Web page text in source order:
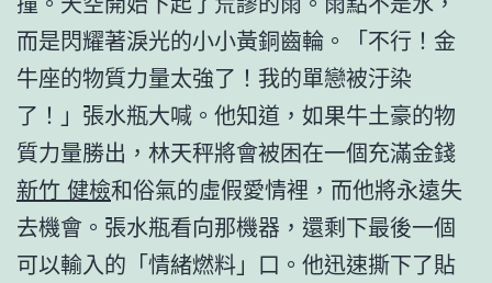
而是閃耀著淚光的小小黃銅齒輪。「不行！金
牛座的物質力量太強了！我的單戀被汙染
了！」張水瓶大喊。他知道，如果牛土豪的物
質力量勝出，林天秤將會被困在一個充滿金錢
新竹 健檢和俗氣的虛假愛情裡，而他將永遠失
去機會。張水瓶看向那機器，還剩下最後一個
可以輸入的「情緒燃料」口。他迅速撕下了貼